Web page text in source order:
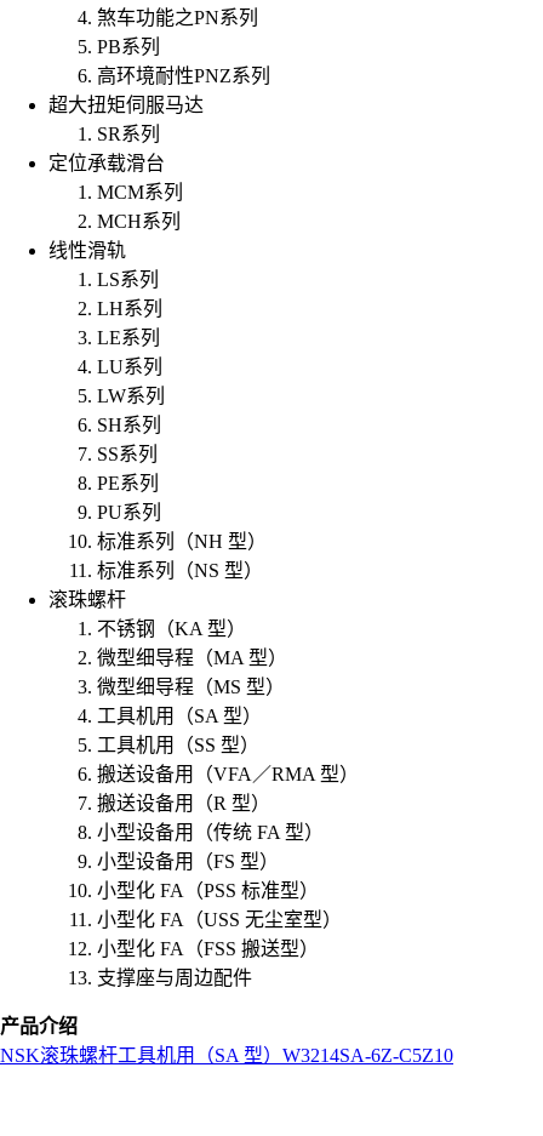
煞车功能之PN系列
PB系列
高环境耐性PNZ系列
超大扭矩伺服马达
SR系列
定位承载滑台
MCM系列
MCH系列
线性滑轨
LS系列
LH系列
LE系列
LU系列
LW系列
SH系列
SS系列
PE系列
PU系列
标准系列（NH 型）
标准系列（NS 型）
滚珠螺杆
不锈钢（KA 型）
微型细导程（MA 型）
微型细导程（MS 型）
工具机用（SA 型）
工具机用（SS 型）
搬送设备用（VFA／RMA 型）
搬送设备用（R 型）
小型设备用（传统 FA 型）
小型设备用（FS 型）
小型化 FA（PSS 标准型）
小型化 FA（USS 无尘室型）
小型化 FA（FSS 搬送型）
支撑座与周边配件
产品介绍
NSK滚珠螺杆工具机用（SA 型） W3214SA-6Z-C5Z10